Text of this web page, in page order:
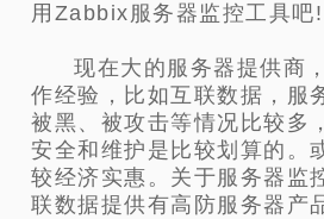
用Zabbix服务器监控工具吧!
现在大的服务器提供商
作经验，比如互联数据，服
被黑、被攻击等情况比较多
安全和维护是比较划算的。
较经济实惠。关于服务器监
联数据提供有高防服务器产